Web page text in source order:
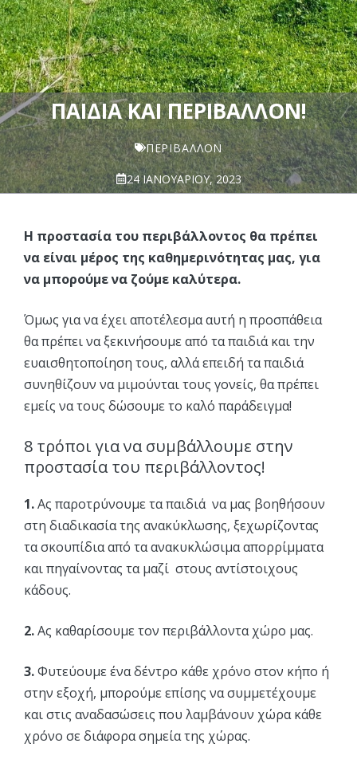
ΠΑΙΔΙΆ ΚΑΙ ΠΕΡΙΒΆΛΛΟΝ!
ΠΕΡΙΒΆΛΛΟΝ
24 ΙΑΝΟΥΑΡΊΟΥ, 2023
Η προστασία του περιβάλλοντος θα πρέπει
να είναι μέρος της καθημερινότητας μας, για
να μπορούμε να ζούμε καλύτερα.
Όμως για να έχει αποτέλεσμα αυτή η προσπάθεια
θα πρέπει να ξεκινήσουμε από τα παιδιά και την
ευαισθητοποίηση τους, αλλά επειδή τα παιδιά
συνηθίζουν να μιμούνται τους γονείς, θα πρέπει
εμείς να τους δώσουμε το καλό παράδειγμα!
8 τρόποι για να συμβάλλουμε στην
προστασία του περιβάλλοντος!
1.Ας παροτρύνουμε τα παιδιά να μας βοηθήσουν
στη διαδικασία της ανακύκλωσης, ξεχωρίζοντας
τα σκουπίδια από τα ανακυκλώσιμα απορρίμματα
και πηγαίνοντας τα μαζί στους αντίστοιχους
κάδους.
2.Ας καθαρίσουμε τον περιβάλλοντα χώρο μας.
3.Φυτεύουμε ένα δέντρο κάθε χρόνο στον κήπο ή
στην εξοχή, μπορούμε επίσης να συμμετέχουμε
και στις αναδασώσεις που λαμβάνουν χώρα κάθε
χρόνο σε διάφορα σημεία της χώρας.